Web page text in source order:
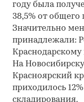
году была
38,5% от общего
Значительно
принадлежали:
Краснодарскому
На
Красноярский
приходилось
складирования.